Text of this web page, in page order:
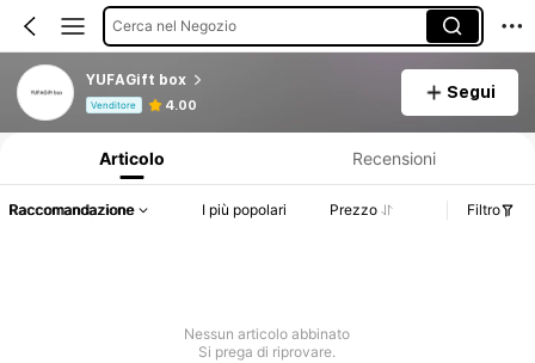
Cerca nel Negozio
YUFAGift box
Venditore 4.00
Segui
Articolo Recensioni
Raccomandazione I più popolari Prezzo Filtro
Nessun articolo abbinato
Si prega di riprovare.